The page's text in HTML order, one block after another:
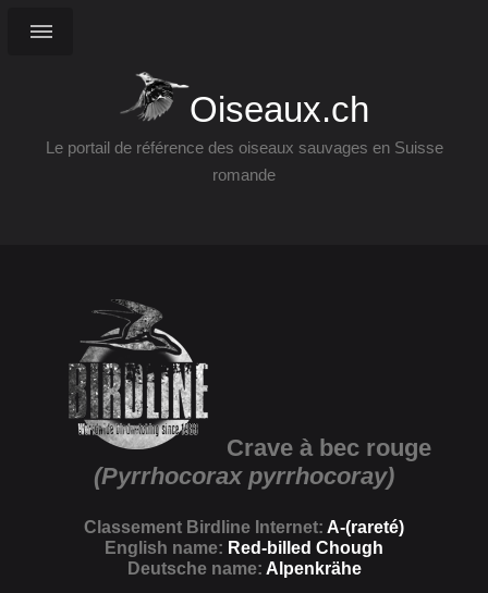
Oiseaux.ch
Le portail de référence des oiseaux sauvages en Suisse
romande
Crave à bec rouge
(Pyrrhocorax pyrrhocoray)
Classement Birdline Internet: A-(rareté)
English name: Red-billed Chough
Deutsche name: Alpenkrähe